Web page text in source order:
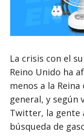
La crisis con el
Reino Unido ha
menos a la
general, y según
Twitter, la gente
búsqueda de